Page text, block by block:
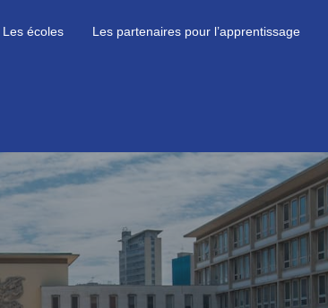
Les écoles Les partenaires pour l’apprentissage